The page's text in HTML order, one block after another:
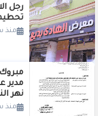
رجل
منذ
مدير
نهر
منذ